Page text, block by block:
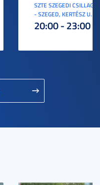
SZTE SZEGEDI
- SZEGED, KERTÉSZ U. 3.
20:00 - 23:00